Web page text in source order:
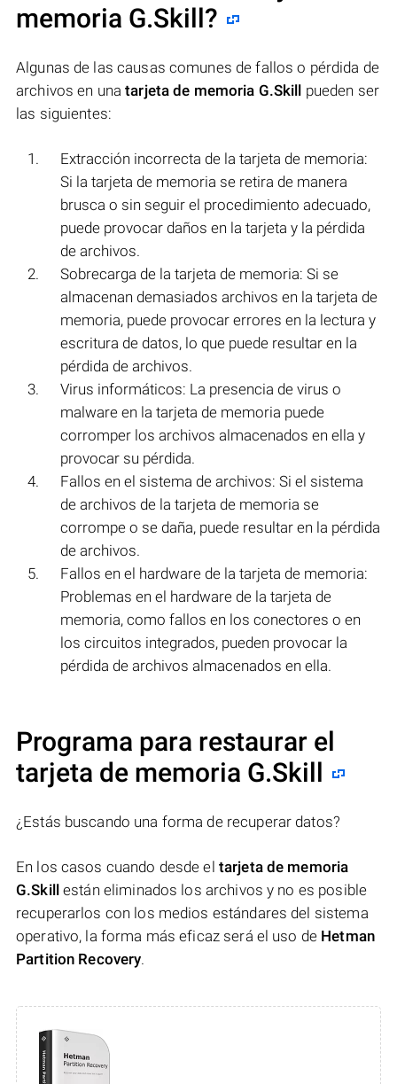
memoria G.Skill?
Algunas de las causas comunes de fallos o pérdida de
archivos en unatarjeta de memoria G.Skill pueden ser
las siguientes:
Extracción incorrecta de la tarjeta de memoria:
Si la tarjeta de memoria se retira de manera
brusca o sin seguir el procedimiento adecuado,
puede provocar daños en la tarjeta y la pérdida
de archivos.
Sobrecarga de la tarjeta de memoria: Si se
almacenan demasiados archivos en la tarjeta de
memoria, puede provocar errores en la lectura y
escritura de datos, lo que puede resultar en la
pérdida de archivos.
Virus informáticos: La presencia de virus o
malware en la tarjeta de memoria puede
corromper los archivos almacenados en ella y
provocar su pérdida.
Fallos en el sistema de archivos: Si el sistema
de archivos de la tarjeta de memoria se
corrompe o se daña, puede resultar en la pérdida
de archivos.
Fallos en el hardware de la tarjeta de memoria:
Problemas en el hardware de la tarjeta de
memoria, como fallos en los conectores o en
los circuitos integrados, pueden provocar la
pérdida de archivos almacenados en ella.
Programa para restaurar el
tarjeta de memoria G.Skill
¿Estás buscando una forma de recuperar datos?
En los casos cuando desde el tarjeta de memoria
G.Skill están eliminados los archivos y no es posible
recuperarlos con los medios estándares del sistema
operativo, la forma más eficaz será el uso de Hetman
Partition Recovery.